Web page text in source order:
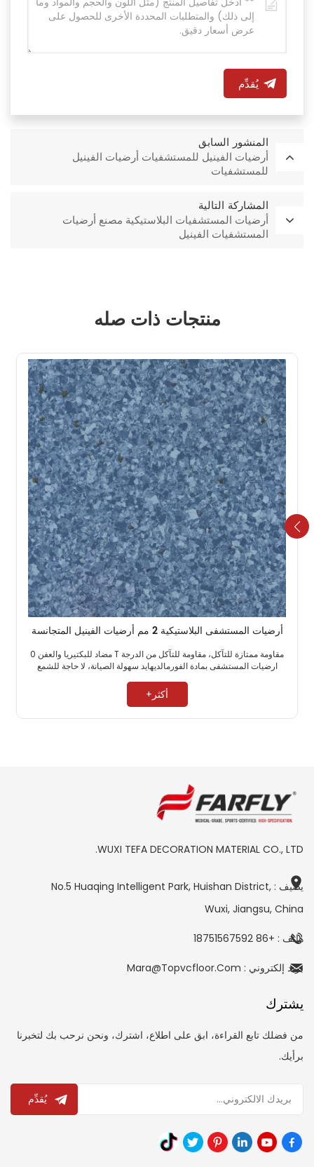
يُقدِّم
المنشور السابق
أرضيات الفينيل للمستشفيات أرضيات الفينيل
للمستشفيات
المشاركة التالية
أرضيات المستشفيات البلاستيكية مصنع أرضيات
المستشفيات الفينيل
منتجات ذات صله
أرضيات المستشفى البلاستيكية 2 مم أرضيات الفينيل المتجانسة
مقاومة ممتازة للتآكل، مقاومة للتآكل من الدرجة T مضاد للبكتيريا والعفن 0
ارضيات المستشفى بمادة الفورمالديهايد سهولة الصيانة، لا حاجة للشمع ​
أكثر+
WUXI TEFA DECORATION MATERIAL CO., LTD.
يضيف : No.5 Huaqing Intelligent Park, Huishan District,
Wuxi, Jiangsu, China
هاتف : +86 18751567592
بريد إلكتروني : Mara@topvcfloor.com
يشترك
من فضلك تابع القراءة، ابق على اطلاع، اشترك، ونحن نرحب بك لتخبرنا
برأيك.
يُقدِّم